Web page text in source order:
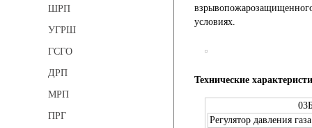
ШРП
УГРШ
ГСГО
ДРП
МРП
ПРГ
условиях.
Технические
Регулятор давления